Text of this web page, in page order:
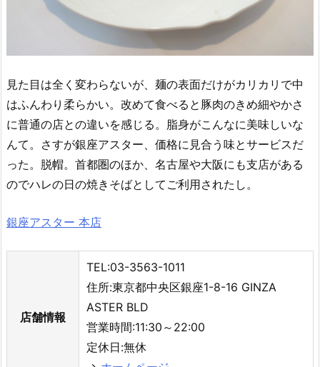
見た目は全く変わらないが、麺の表面だけがカリカリで中
はふんわり柔らかい。改めて食べると豚肉のきめ細やかさ
に普通の店との違いを感じる。脂身がこんなに美味しいな
んて。さすが銀座アスター、価格に見合う味とサービスだ
った。脱帽。首都圏のほか、名古屋や大阪にも支店がある
のでハレの日の焼きそばとしてご利用されたし。
銀座アスター 本店
店舗情報
TEL:03-3563-1011
住所:東京都中央区銀座1-8-16 GINZA
ASTER BLD
営業時間:11:30～22:00
定休日:無休